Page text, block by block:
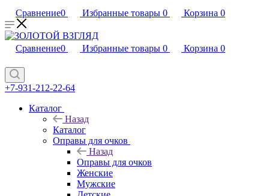
Сравнение0 Избранные товары 0 Корзина 0
Сравнение0 Избранные товары 0 Корзина 0
+7-931-212-22-64
Каталог
Назад
Каталог
Оправы для очков
Назад
Оправы для очков
Женские
Мужские